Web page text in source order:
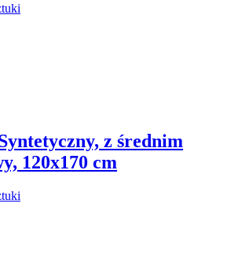
z średnim
120x170 cm